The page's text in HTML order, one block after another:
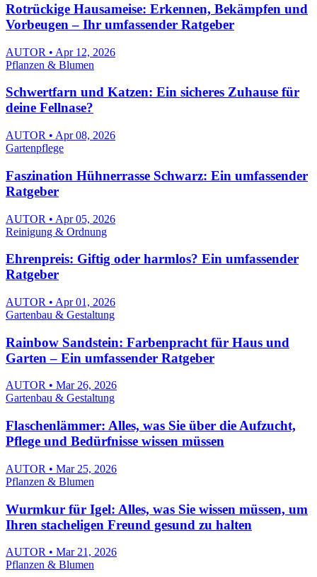
Rotrückige Hausameise: Erkennen, Bekämpfen und
Vorbeugen – Ihr umfassender Ratgeber
AUTOR • Apr 12, 2026
Pflanzen & Blumen
Schwertfarn und Katzen: Ein sicheres Zuhause für
deine Fellnase?
AUTOR • Apr 08, 2026
Gartenpflege
Faszination Hühnerrasse Schwarz: Ein umfassender
Ratgeber
AUTOR • Apr 05, 2026
Reinigung & Ordnung
Ehrenpreis: Giftig oder harmlos? Ein umfassender
Ratgeber
AUTOR • Apr 01, 2026
Gartenbau & Gestaltung
Rainbow Sandstein: Farbenpracht für Haus und
Garten – Ein umfassender Ratgeber
AUTOR • Mar 26, 2026
Gartenbau & Gestaltung
Flaschenlämmer: Alles, was Sie über die Aufzucht,
Pflege und Bedürfnisse wissen müssen
AUTOR • Mar 25, 2026
Pflanzen & Blumen
Wurmkur für Igel: Alles, was Sie wissen müssen, um
Ihren stacheligen Freund gesund zu halten
AUTOR • Mar 21, 2026
Pflanzen & Blumen